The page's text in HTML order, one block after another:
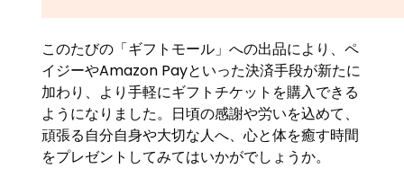
このたびの「ギフトモール」への出品により、ペ
イジーやAmazon Payといった決済手段が新たに
加わり、より手軽にギフトチケットを購入できる
ようになりました。日頃の感謝や労いを込めて、
頑張る自分自身や大切な人へ、心と体を癒す時間
をプレゼントしてみてはいかがでしょうか。